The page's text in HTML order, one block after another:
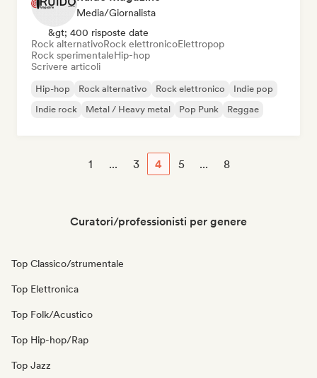
Media/Giornalista
&gt; 400 risposte date
Rock alternativoRock elettronicoElettropop
Rock sperimentaleHip-hop
Scrivere articoli
Hip-hop Rock alternativo Rock elettronico
Indie pop
Indie rock
Metal / Heavy metal Pop Punk Reggae
1 ... 3 4 5 ... 8
Curatori/professionisti per genere
Top Classico/strumentale
Top Elettronica
Top Folk/Acustico
Top Hip-hop/Rap
Top Jazz